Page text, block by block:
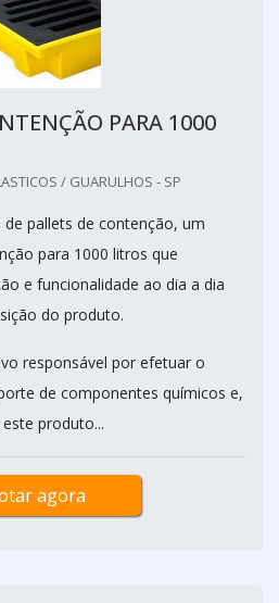
PARA 1000
/ GUARULHOS - SP
pallets de contenção, um
para 1000 litros que
e funcionalidade ao dia a dia
do produto.
responsável por efetuar o
de componentes químicos e,
produto...
agora